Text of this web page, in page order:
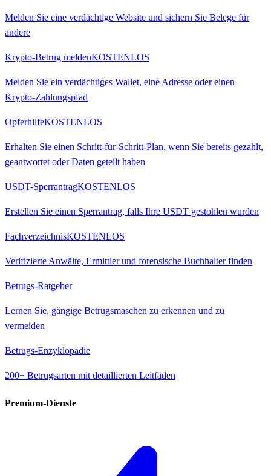
Melden Sie eine verdächtige Website und sichern Sie Belege für
andere
Krypto-Betrug meldenKOSTENLOS
Melden Sie ein verdächtiges Wallet, eine Adresse oder einen
Krypto-Zahlungspfad
OpferhilfeKOSTENLOS
Erhalten Sie einen Schritt-für-Schritt-Plan, wenn Sie bereits gezahlt,
geantwortet oder Daten geteilt haben
USDT-SperrantragKOSTENLOS
Erstellen Sie einen Sperrantrag, falls Ihre USDT gestohlen wurden
FachverzeichnisKOSTENLOS
Verifizierte Anwälte, Ermittler und forensische Buchhalter finden
Betrugs-Ratgeber
Lernen Sie, gängige Betrugsmaschen zu erkennen und zu
vermeiden
Betrugs-Enzyklopädie
200+ Betrugsarten mit detaillierten Leitfäden
Premium-Dienste